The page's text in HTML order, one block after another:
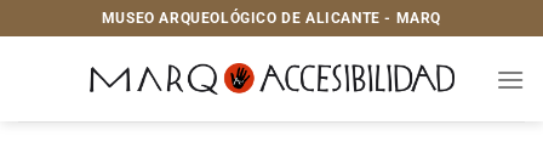
al
MUSEO ARQUEOLÓGICO DE ALICANTE - MARQ